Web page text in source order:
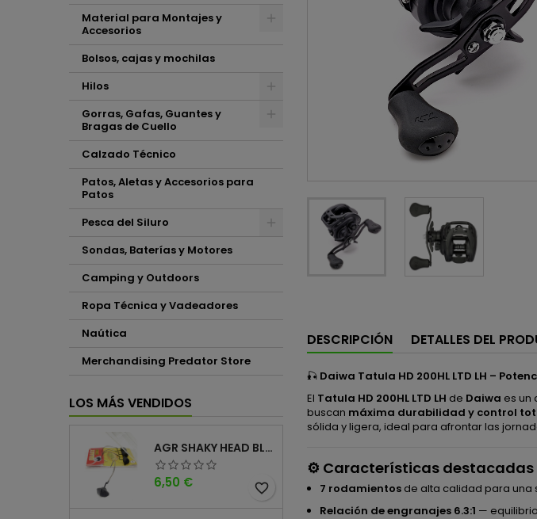
Material para Montajes y
Accesorios
Bolsos, cajas y mochilas
Hilos
Gorras, Gafas, Guantes y
Bragas de Cuello
Calzado Técnico
Patos, Aletas y Accesorios para
Patos
Pesca del Siluro
Sondas, Baterías y Motores
Camping y Outdoors
Ropa Técnica y Vadeadores
Naútica
Merchandising Predator Store
LOS MÁS VENDIDOS
AGR SHAKY HEAD BLACK 4PK
Precio
6,50 € favorite_border
DESCRIPCIÓN DETALLES DEL
🎣 Daiwa Tatula HD 200HL LTD LH –
El Tatula HD 200HL LTD LH de Daiwa es un
buscan máxima durabilidad y control
sólida y ligera, ideal para afrontar las
⚙️ Características destacadas
7 rodamientos de alta calidad para
Relación de engranajes 6.3:1 —